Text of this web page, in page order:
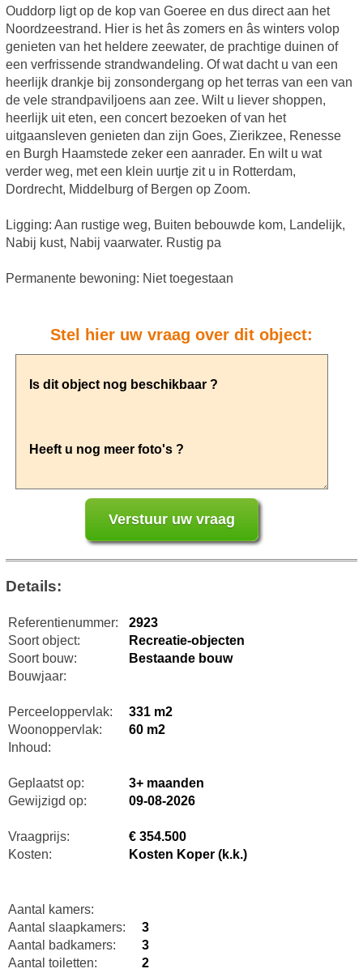
Ouddorp ligt op de kop van Goeree en dus direct aan het
Noordzeestrand. Hier is het âs zomers en âs winters volop
genieten van het heldere zeewater, de prachtige duinen of
een verfrissende strandwandeling. Of wat dacht u van een
heerlijk drankje bij zonsondergang op het terras van een van
de vele strandpaviljoens aan zee. Wilt u liever shoppen,
heerlijk uit eten, een concert bezoeken of van het
uitgaansleven genieten dan zijn Goes, Zierikzee, Renesse
en Burgh Haamstede zeker een aanrader. En wilt u wat
verder weg, met een klein uurtje zit u in Rotterdam,
Dordrecht, Middelburg of Bergen op Zoom.
Ligging: Aan rustige weg, Buiten bebouwde kom, Landelijk,
Nabij kust, Nabij vaarwater. Rustig pa
Permanente bewoning: Niet toegestaan
Stel hier uw vraag over dit object:
Details:
Referentienummer:
2923
Soort object:
Recreatie-objecten
Soort bouw:
Bestaande bouw
Bouwjaar:
Perceeloppervlak:
331 m2
Woonoppervlak:
60 m2
Inhoud:
Geplaatst op:
3+ maanden
Gewijzigd op:
09-08-2026
Vraagprijs:
€ 354.500
Kosten:
Kosten Koper (k.k.)
Aantal kamers:
Aantal slaapkamers:
3
Aantal badkamers:
3
Aantal toiletten:
2